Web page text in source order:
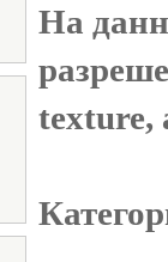
На
texture,